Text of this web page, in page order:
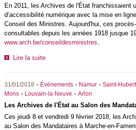
En 2011, les Archives de l'État franchissaient
d’accessibilité numérique avec la mise en
Conseil des Ministres. Aujourd'hui, ces
consultables depuis les années 1918 jusque
www.arch.be/conseildesministres
Lire la suite
31/01/2018 - Événements- Namur- Saint-Hubert
Mons- Louvain-la-Neuve - Arlon
Les Archives de l'État au Salon des
Ces jeudi 8 et vendredi 9 février 2018, les
au Salon des Mandataires à Marche-en-